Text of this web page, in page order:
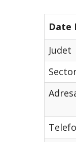
Date
Judet